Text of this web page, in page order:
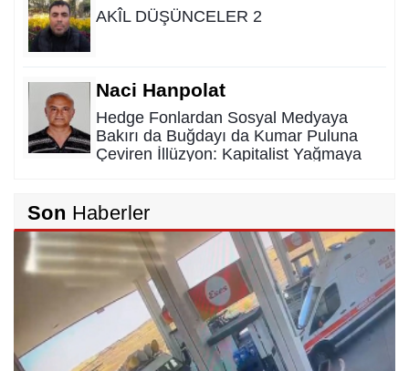
AKÎL DÜŞÜNCELER 2
Naci Hanpolat
Hedge Fonlardan Sosyal Medyaya
Bakırı da Buğdayı da Kumar Puluna
Çeviren İllüzyon: Kapitalist Yağmaya
SAHİDEN ŞANLIURFA SAHİPSİZ Mİ?
Cemil Yeşildağ
Dersa Mentikî û Lûyê
Son Haberler